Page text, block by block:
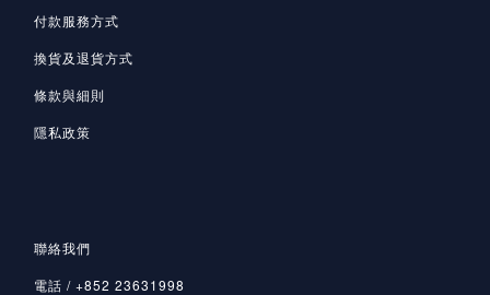
付款服務方式
換貨及退貨方式
條款與細則
隱私政策
聯絡我們
電話 / +852 23631998